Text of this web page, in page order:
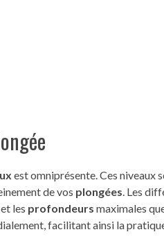
est omniprésente. Ces niveaux
de vos plongées . Les
les profondeurs maximales
facilitant ainsi la